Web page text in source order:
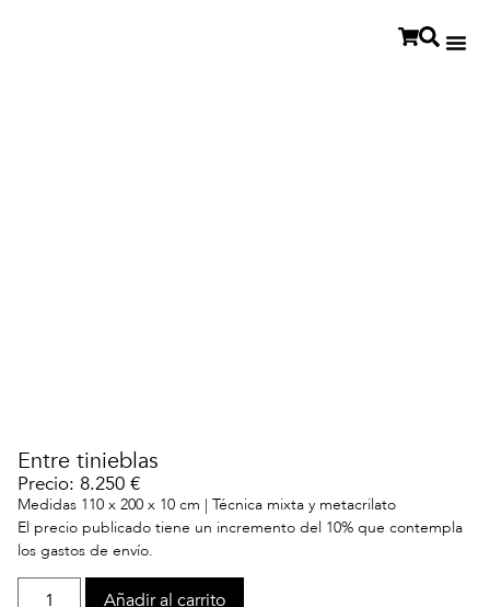
Entre tinieblas
Precio: 8.250 €
Medidas 110 x 200 x 10 cm | Técnica mixta y metacrilato
El precio publicado tiene un incremento del 10% que contempla
los gastos de envío.
Añadir al carrito